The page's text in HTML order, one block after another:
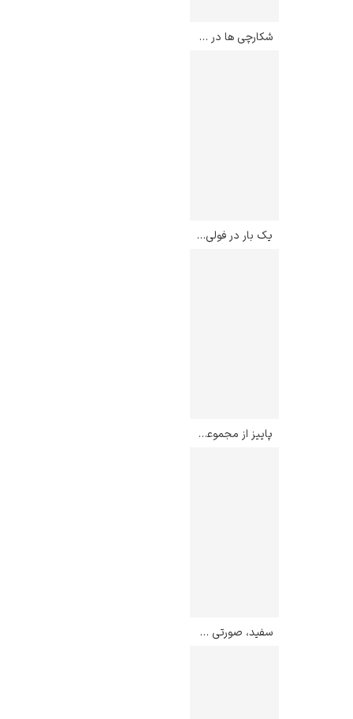
شکارچی ها در برف – پیتر بروگل
یک بار در فولی برژه – ادوار مانه
پاییز از مجموعه چهارفصل دریا – یوکویاما تایکان
سفید، صورتی و خردلی – مارک روتکو